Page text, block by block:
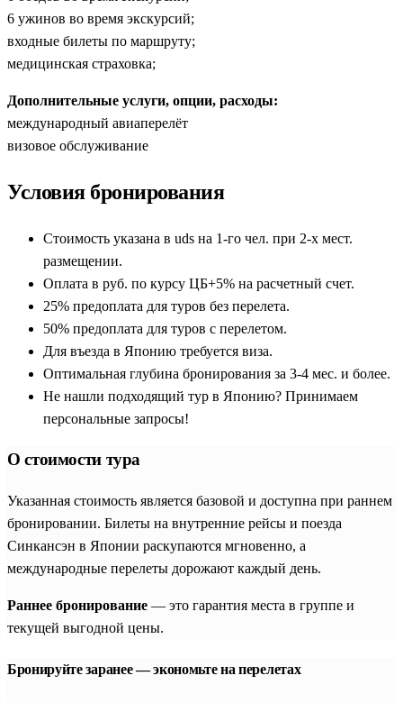
6 ужинов во время экскурсий;
входные билеты по маршруту;
медицинская страховка;
Дополнительные услуги, опции, расходы:
международный авиаперелёт
визовое обслуживание
Условия бронирования
Стоимость указана в uds на 1-го чел. при 2-х мест.
размещении.
Оплата в руб. по курсу ЦБ+5% на расчетный счет.
25% предоплата для туров без перелета.
50% предоплата для туров с перелетом.
Для въезда в Японию требуется виза.
Оптимальная глубина бронирования за 3-4 мес. и более.
Не нашли подходящий тур в Японию? Принимаем
персональные запросы!
О стоимости тура
Указанная стоимость является базовой и доступна при раннем
бронировании. Билеты на внутренние рейсы и поезда
Синкансэн в Японии раскупаются мгновенно, а
международные перелеты дорожают каждый день.
Раннее бронирование — это гарантия места в группе и
текущей выгодной цены.
Бронируйте заранее — экономьте на перелетах